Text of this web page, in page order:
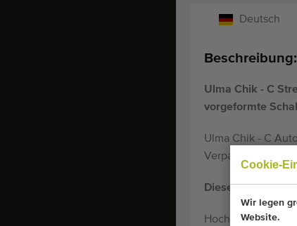
Cookie-
Wir legen
Website.
Deutsch
Beschreibung:
Ulma Chik - C
vorgeformte
Ulma Chik - C
Verpackung in
Diese Maschine